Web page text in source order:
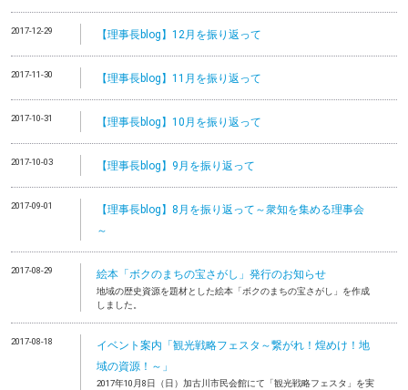
2017-12-29 【理事長blog】12月を振り返って
2017-11-30 【理事長blog】11月を振り返って
2017-10-31 【理事長blog】10月を振り返って
2017-10-03 【理事長blog】9月を振り返って
2017-09-01
【理事長blog】8月を振り返って～衆知を集める理事会
～
2017-08-29 絵本「ボクのまちの宝さがし」発行のお知らせ
地域の歴史資源を題材とした絵本「ボクのまちの宝さがし」を作成
しました。
2017-08-18
イベント案内「観光戦略フェスタ～繋がれ！煌めけ！地
域の資源！～」
2017年10月8日（日）加古川市民会館にて「観光戦略フェスタ」を実